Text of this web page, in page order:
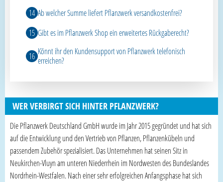
Ab welcher Summe liefert Pflanzwerk versandkostenfrei?
Gibt es im Pflanzwerk Shop ein erweitertes Rückgaberecht?
Könnt ihr den Kundensupport von Pflanzwerk telefonisch
erreichen?
WER VERBIRGT SICH HINTER PFLANZWERK?
Die Pflanzwerk Deutschland GmbH wurde im Jahr 2015 gegründet und hat sich
auf die Entwicklung und den Vertrieb von Pflanzen, Pflanzenkübeln und
passendem Zubehör spezialisiert. Das Unternehmen hat seinen Sitz in
Neukirchen-Vluyn am unteren Niederrhein im Nordwesten des Bundeslandes
Nordrhein-Westfalen. Nach einer sehr erfolgreichen Anfangsphase hat sich